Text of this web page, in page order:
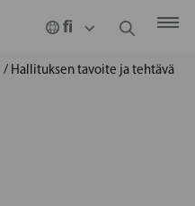
/ Hallituksen tavoite ja tehtävä